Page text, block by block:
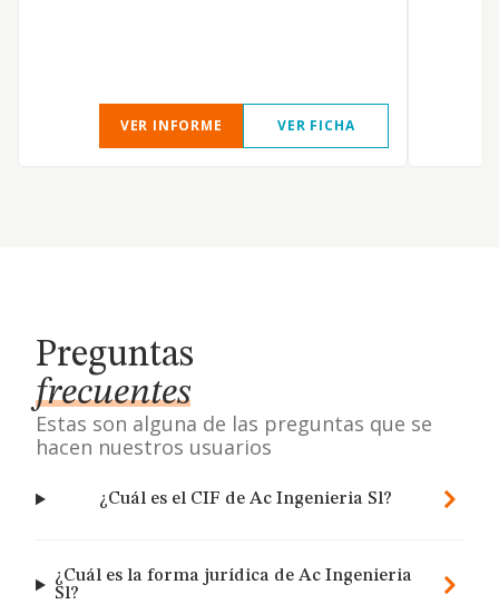
VER INFORME VER FICHA
Preguntas
frecuentes
Estas son alguna de las preguntas que se
hacen nuestros usuarios
¿Cuál es el CIF de Ac Ingenieria Sl?
¿Cuál es la forma jurídica de Ac Ingenieria
Sl?